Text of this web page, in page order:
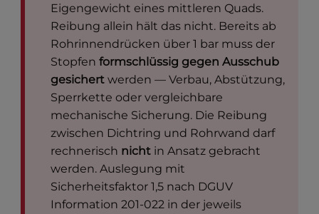
Eigengewicht eines mittleren Quads.
Reibung allein hält das nicht. Bereits ab
Rohrinnendrücken über 1 bar muss der
Stopfenformschlüssig gegen Ausschub
gesichert werden — Verbau, Abstützung,
Sperrkette oder vergleichbare
mechanische Sicherung. Die Reibung
zwischen Dichtring und Rohrwand darf
rechnerisch nicht in Ansatz gebracht
werden. Auslegung mit
Sicherheitsfaktor 1,5 nach DGUV
Information 201-022 in der jeweils